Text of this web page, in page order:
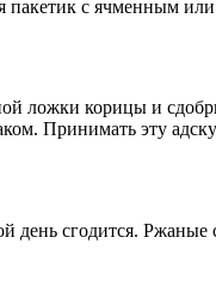
с ячменным
ложки корицы и
Принимать эту
день сгодится.